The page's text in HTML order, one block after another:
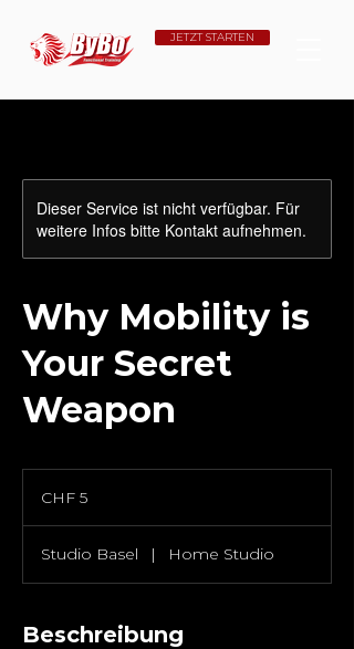
JETZT STARTEN
Dieser Service ist nicht verfügbar. Für
weitere Infos bitte Kontakt aufnehmen.
Why Mobility is
Your Secret
Weapon
Franken
CHF 5
Studio Basel | Home Studio
Beschreibung